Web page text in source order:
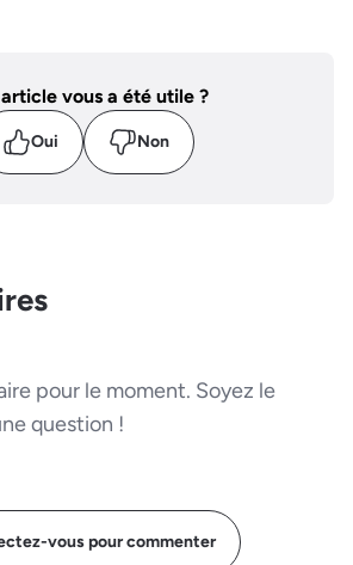
vous a été utile ?
Oui Non
pour le moment. Soyez le
question !
vous pour commenter